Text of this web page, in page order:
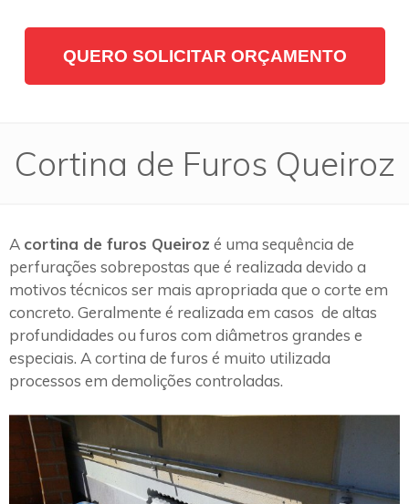
QUERO SOLICITAR ORÇAMENTO
Cortina de Furos Queiroz
A cortina de furos Queiroz é uma sequência de
perfurações sobrepostas que é realizada devido a
motivos técnicos ser mais apropriada que o corte em
concreto. Geralmente é realizada em casos de altas
profundidades ou furos com diâmetros grandes e
especiais. A cortina de furos é muito utilizada
processos em demolições controladas.